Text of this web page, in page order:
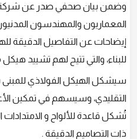
وضمن بيان صحفي صدر عن شركة
المعماريون والمهندسون
إيضاحات عن التفاصيل الدقيقة
للبناء، والتي تتيح لهم تشييد هيكل
سيشكل الهيكل الفولاذي للمبنى
التقليدي، وسيسهم في تمكين
تُشكل قاعدة للألواح و الامتدادات
ذات التصاميم الدقيقة .